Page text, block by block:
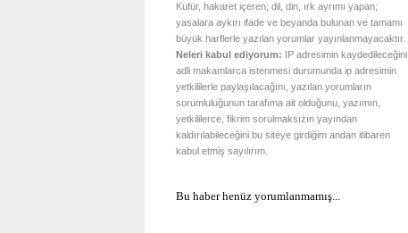
Küfür, hakaret içeren; dil, din, ırk ayrımı yapan;
yasalara aykırı ifade ve beyanda bulunan ve tamamı
büyük harflerle yazılan yorumlar yayınlanmayacaktır.
Neleri kabul ediyorum: IP adresimin kaydedileceğini,
adli makamlarca istenmesi durumunda ip adresimin
yetkililerle paylaşılacağını, yazılan yorumların
sorumluluğunun tarafıma ait olduğunu, yazımın,
yetkililerce, fikrim sorulmaksızın yayından
kaldırılabileceğini bu siteye girdiğim andan itibaren
kabul etmiş sayılırım.
Bu haber henüz yorumlanmamış...